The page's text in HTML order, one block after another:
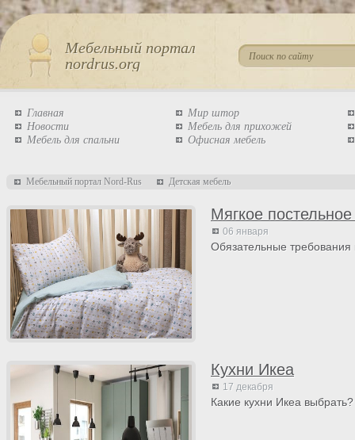
Мебельный портал
nordrus.org
Главная
Новости
Мебель для спальни
Мир штор
Мебель для прихожей
Офисная мебель
Мебельный портал Nord-Rus Детская мебель
Мягкое
06 января
Обязательные
Кухни Икеа
17 декабря
Какие кухни Икеа выбрать?